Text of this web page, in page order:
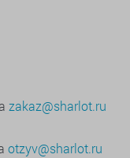
zakaz@sharlot.ru
otzyv@sharlot.ru